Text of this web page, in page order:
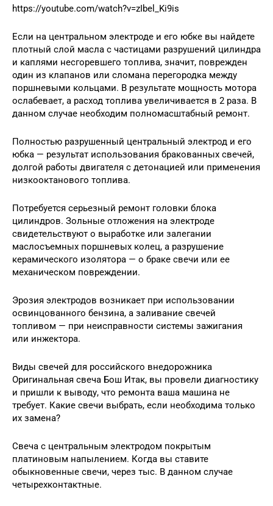
https://youtube.com/watch?v=zIbel_Ki9is
Если на центральном электроде и его юбке вы найдете
плотный слой масла с частицами разрушений цилиндра
и каплями несгоревшего топлива, значит, поврежден
один из клапанов или сломана перегородка между
поршневыми кольцами. В результате мощность мотора
ослабевает, а расход топлива увеличивается в 2 раза. В
данном случае необходим полномасштабный ремонт.
Полностью разрушенный центральный электрод и его
юбка — результат использования бракованных свечей,
долгой работы двигателя с детонацией или применения
низкооктанового топлива.
Потребуется серьезный ремонт головки блока
цилиндров. Зольные отложения на электроде
свидетельствуют о выработке или залегании
маслосъемных поршневых колец, а разрушение
керамического изолятора — о браке свечи или ее
механическом повреждении.
Эрозия электродов возникает при использовании
освинцованного бензина, а заливание свечей
топливом — при неисправности системы зажигания
или инжектора.
Виды свечей для российского внедорожника
Оригинальная свеча Бош Итак, вы провели диагностику
и пришли к выводу, что ремонта ваша машина не
требует. Какие свечи выбрать, если необходима только
их замена?
Свеча с центральным электродом покрытым
платиновым напылением. Когда вы ставите
обыкновенные свечи, через тыс. В данном случае
четырехконтактные.